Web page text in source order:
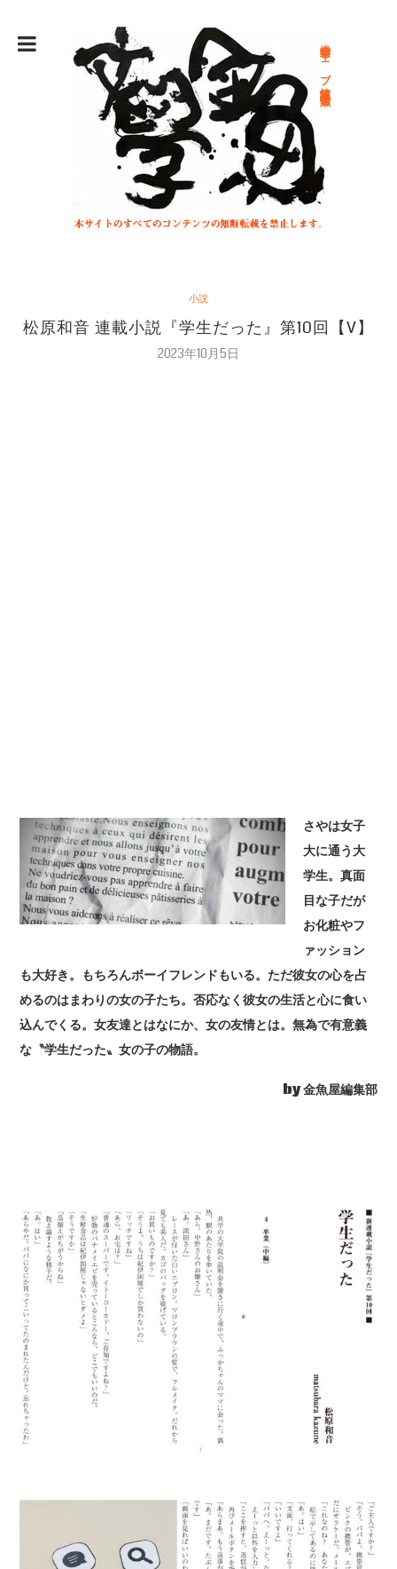
総合文学ウェブ情報誌 文学金魚
小説
松原和音 連載小説『学生だった』第10回【V】
2023年10月5日
さやは女子
大に通う大
学生。真面
目な子だが
お化粧やフ
ァッション
も大好き。もちろんボーイフレンドもいる。ただ彼女の心を占
めるのはまわりの女の子たち。否応なく彼女の生活と心に食い
込んでくる。女友達とはなにか、女の友情とは。無為で有意義
な〝学生だった〟女の子の物語。
by 金魚屋編集部